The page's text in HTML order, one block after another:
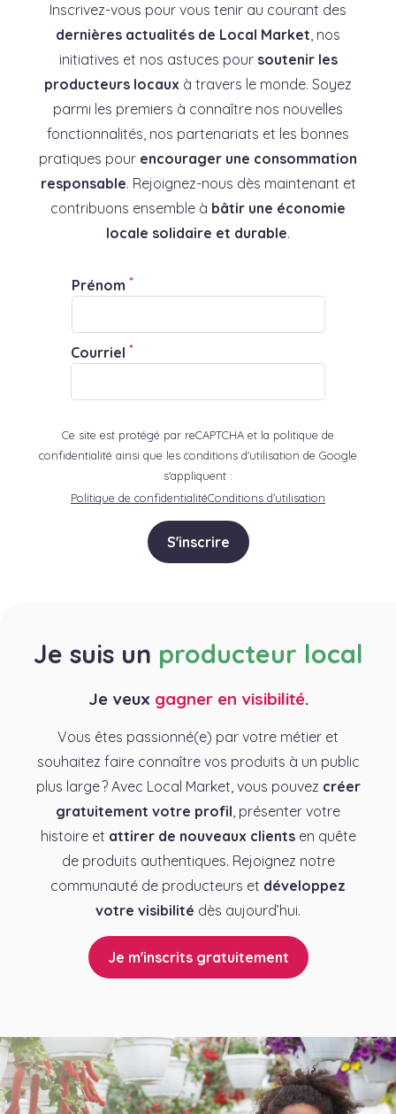
Inscrivez-vous pour vous tenir au courant des
dernières actualités de Local Market, nos
initiatives et nos astuces pour soutenir les
producteurs locaux à travers le monde. Soyez
parmi les premiers à connaître nos nouvelles
fonctionnalités, nos partenariats et les bonnes
pratiques pour encourager une consommation
responsable. Rejoignez-nous dès maintenant et
contribuons ensemble à bâtir une économie
locale solidaire et durable.
Prénom *
Courriel *
Ce site est protégé par reCAPTCHA et la politique de
confidentialité ainsi que les conditions d'utilisation de Google
s'appliquent :
Politique de confidentialitéConditions d’utilisation
S'inscrire
Je suis un producteur local
Je veux gagner en visibilité.
Vous êtes passionné(e) par votre métier et
souhaitez faire connaître vos produits à un public
plus large ? Avec Local Market, vous pouvez créer
gratuitement votre profil , présenter votre
histoire et attirer de nouveaux clientsen quête
de produits authentiques. Rejoignez notre
communauté de producteurs et développez
votre visibilité dès aujourd’hui.
Je m'inscrits gratuitement